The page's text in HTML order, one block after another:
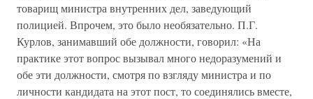
товарищ министра внутренних дел, заведующий
полицией. Впрочем, это было необязательно. П.Г.
Курлов, занимавший обе должности, говорил: «На
практике этот вопрос вызывал много недоразумений и
обе эти должности, смотря по взгляду министра и по
личности кандидата на этот пост, то соединялись вместе,